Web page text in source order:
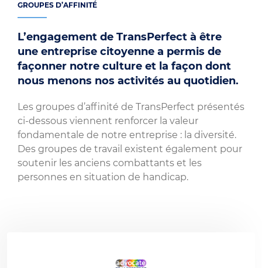
GROUPES D’AFFINITÉ
L’engagement de TransPerfect à être
une entreprise citoyenne a permis de
façonner notre culture et la façon dont
nous menons nos activités au quotidien.
Les groupes d’affinité de TransPerfect présentés
ci-dessous viennent renforcer la valeur
fondamentale de notre entreprise : la diversité.
Des groupes de travail existent également pour
soutenir les anciens combattants et les
personnes en situation de handicap.